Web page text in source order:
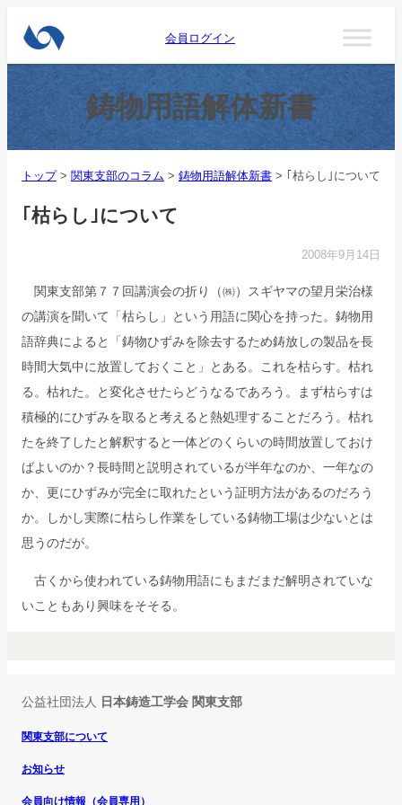
会員ログイン
鋳物用語解体新書
トップ> 関東支部のコラム > 鋳物用語解体新書 > ｢枯らし｣について
｢枯らし｣について
2008年9月14日
関東支部第７７回講演会の折り（㈱）スギヤマの望月栄治様
の講演を聞いて「枯らし」という用語に関心を持った。鋳物用
語辞典によると「鋳物ひずみを除去するため鋳放しの製品を長
時間大気中に放置しておくこと」とある。これを枯らす。枯れ
る。枯れた。と変化させたらどうなるであろう。まず枯らすは
積極的にひずみを取ると考えると熱処理することだろう。枯れ
たを終了したと解釈すると一体どのくらいの時間放置しておけ
ばよいのか？長時間と説明されているが半年なのか、一年なの
か、更にひずみが完全に取れたという証明方法があるのだろう
か。しかし実際に枯らし作業をしている鋳物工場は少ないとは
思うのだが。
古くから使われている鋳物用語にもまだまだ解明されていな
いこともあり興味をそそる。
公益社団法人 日本鋳造工学会 関東支部
関東支部について
お知らせ
会員向け情報（会員専用）